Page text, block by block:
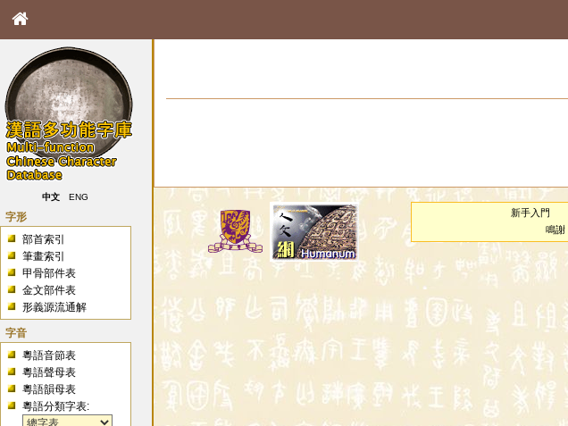
中文 ENG
字形
部首索引
筆畫索引
甲骨部件表
金文部件表
形義源流通解
字音
粵語音節表
粵語聲母表
粵語韻母表
粵語分類字表:
新手入門
鳴謝